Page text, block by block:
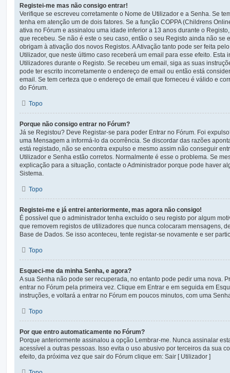
Registei-me mas não consigo entrar!
Verifique se escreveu corretamente o Nome de Utilizador e a Senha. Se
tenha em atenção um de dois fatores. Se a função COPPA (Childrens
ativa no Fórum e assinalou uma idade inferior a 13 anos durante o
que recebeu. Se não é este o seu caso, então o seu Registo ainda não se
obrigam à ativação dos novos Registos. A Ativação tanto pode ser feita
Utilizador, que neste último caso receberá um email para esse efeito. Esta
Utilizadores durante o Registo. Se recebeu um email, siga as suas
pode ter escrito incorretamente o endereço de email ou então está
email. Se tem certeza que o endereço de email que forneceu é válido e
do Fórum.
Topo
Porque não consigo entrar no Fórum?
Já se Registou? Deve Registar-se para poder Entrar no Fórum. Foi
uma Mensagem a informá-lo da ocorrência. Se discordar das razões
está registado, não se encontra expulso e mesmo assim não conseguir
Utilizador e Senha estão corretos. Normalmente é esse o problema. Se
explicação para a situação, contacte o Administrador porque pode haver
Sistema.
Topo
Registei-me e já entrei anteriormente, mas agora não consigo!
É possível que o administrador tenha excluído o seu registo por algum
que removem registos de utilizadores que nunca colocaram mensagens,
Base de Dados. Se isso aconteceu, tente registar-se novamente e ser
Topo
Esqueci-me da minha Senha, e agora?
A sua Senha não pode ser recuperada, no entanto pode pedir uma nova.
entrar no Fórum pela primeira vez. Clique em Entrar e em seguida em
instruções, e voltará a entrar no Fórum em poucos minutos, com uma
Topo
Por que entro automaticamente no Fórum?
Porque anteriormente assinalou a opção Lembrar-me. Nunca assinalar
acessível a outras pessoas. Isso evita o uso abusivo por terceiros da sua
efeito, da próxima vez que sair do Fórum clique em: Sair [ Utilizador ]